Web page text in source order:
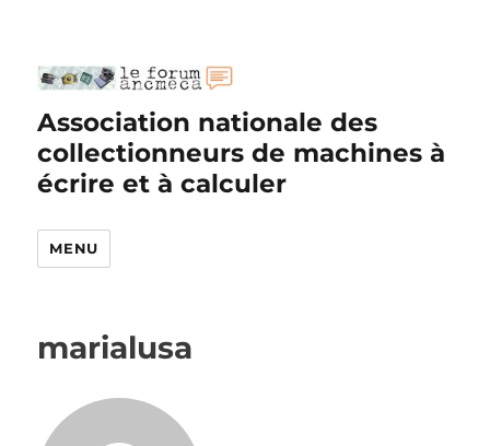
Association nationale des
collectionneurs de machines à
écrire et à calculer
MENU
marialusa